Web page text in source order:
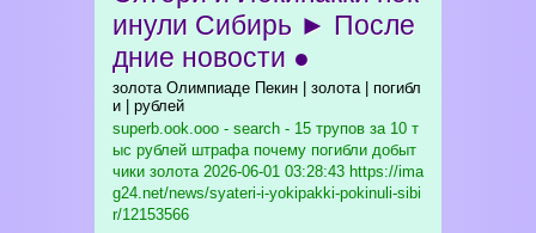
инули Сибирь ► После
дние новости ●
золота Олимпиаде Пекин | золота | погибл
и | рублей
superb.ook.ooo - search - 15 трупов за 10 т
ыс рублей штрафа почему погибли добыт
чики золота2026-06-01 03:28:43 https://ima
g24.net/news/syateri-i-yokipakki-pokinuli-sibi
r/12153566